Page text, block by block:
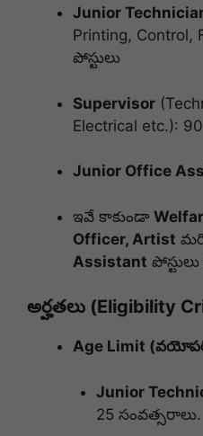
Junior
Printing, Control,
పోస్టులు
Supervisor
Electrical etc.):
Junior Office
ఇవే కాకుండా
Officer, Artist
Assistant
అర్హతలు (Eligibility
Age Limit
Junior
25 సంవత్సరాలు.